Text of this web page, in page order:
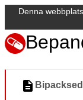
Denna